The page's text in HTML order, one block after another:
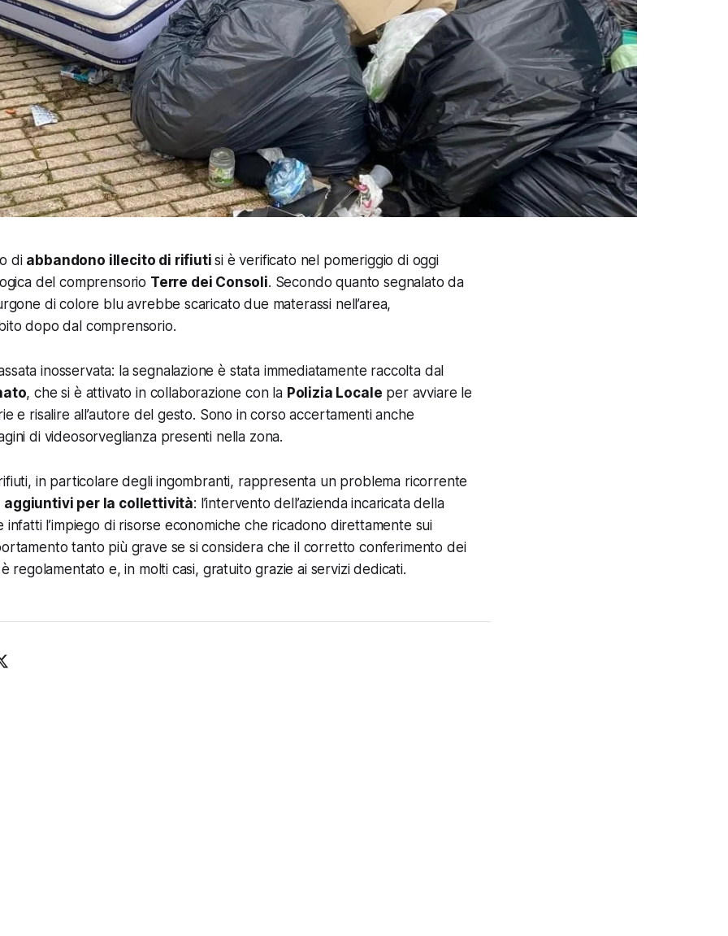
di abbandono illecito di rifiutisi è verificato nel pomeriggio di oggi
del comprensorio Terre dei Consoli. Secondo quanto segnalato da
di colore blu avrebbe scaricato due materassi nell’area,
dopo dal comprensorio.
inosservata: la segnalazione è stata immediatamente raccolta dal
, che si è attivato in collaborazione con la Polizia Locale per avviare le
e risalire all’autore del gesto. Sono in corso accertamenti anche
di videosorveglianza presenti nella zona.
rifiuti, in particolare degli ingombranti, rappresenta un problema ricorrente
aggiuntivi per la collettività: l’intervento dell’azienda incaricata della
infatti l’impiego di risorse economiche che ricadono direttamente sui
tanto più grave se si considera che il corretto conferimento dei
regolamentato e, in molti casi, gratuito grazie ai servizi dedicati.